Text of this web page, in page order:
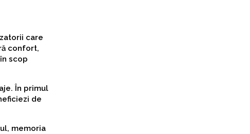
care
confort,
scop
În primul
de
memoria